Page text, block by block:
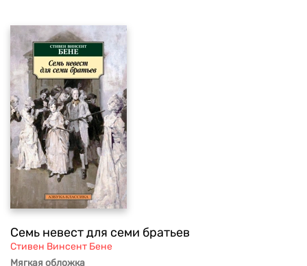
Семь невест для семи братьев
Стивен Винсент Бене
Мягкая обложка